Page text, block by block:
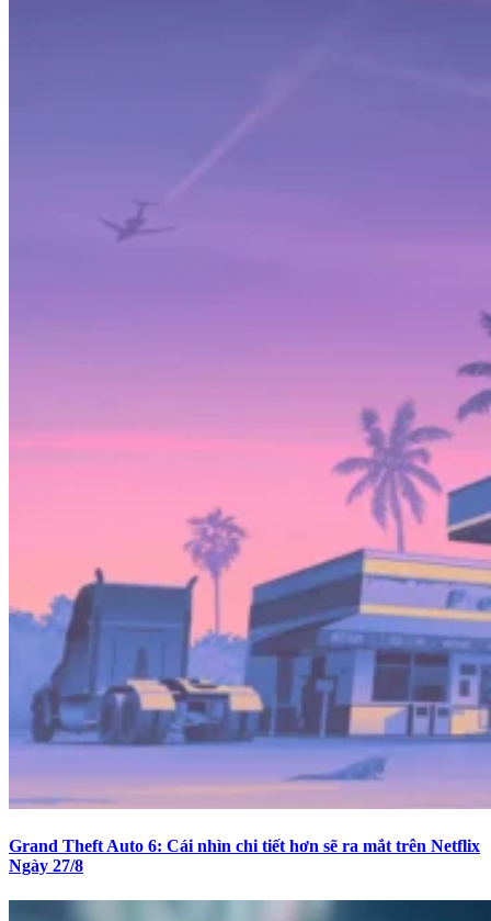
Grand Theft Auto 6: Cái nhìn chi tiết hơn sẽ ra mắt trên Netflix
Ngày 27/8